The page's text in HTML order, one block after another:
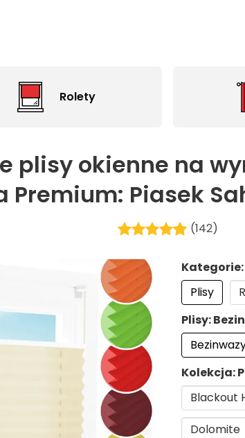
Rolety
plisy okienne na
Piasek
(142)
Kategorie:
Plisy
Plisy:
Kolekcja:
Blackout
Dolomite